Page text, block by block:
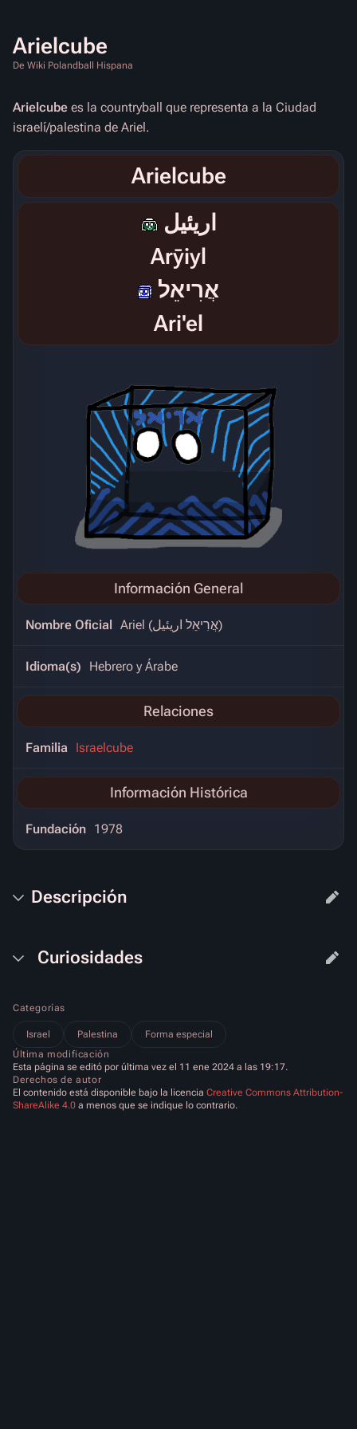
Arielcube
De Wiki Polandball Hispana
Arielcube es la countryball que representa a la Ciudad
israelí/palestina de Ariel.
Arielcube
اريئيل
Arȳiyl
אֲרִיאֵל
Ari'el
Información General
Nombre Oficial Ariel (אֲרִיאֵל اريئيل)
Idioma(s) Hebrero y Árabe
Relaciones
Familia Israelcube
Información Histórica
Fundación 1978
Descripción
Curiosidades
Categorías
Israel Palestina
Forma especial
Última modificación
Esta página se editó por última vez el 11 ene 2024 a las 19:17.
Derechos de autor
El contenido está disponible bajo la licencia Creative Commons Attribution-
ShareAlike 4.0 a menos que se indique lo contrario.